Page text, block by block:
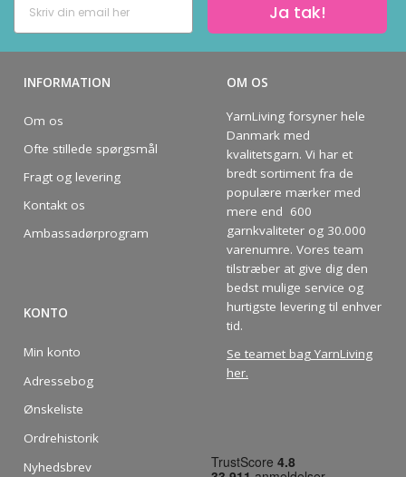
Ja tak!
INFORMATION
Om os
Ofte stillede spørgsmål
Fragt og levering
Kontakt os
Ambassadørprogram
KONTO
Min konto
Adressebog
Ønskeliste
Ordrehistorik
Nyhedsbrev
OM OS
YarnLiving forsyner hele
Danmark med
kvalitetsgarn. Vi har et
bredt sortiment fra de
populære mærker med
mere end 600
garnkvaliteter og 30.000
varenumre. Vores team
tilstræber at give dig den
bedst mulige service og
hurtigste levering til enhver
tid.
Se teamet bag YarnLiving
her.